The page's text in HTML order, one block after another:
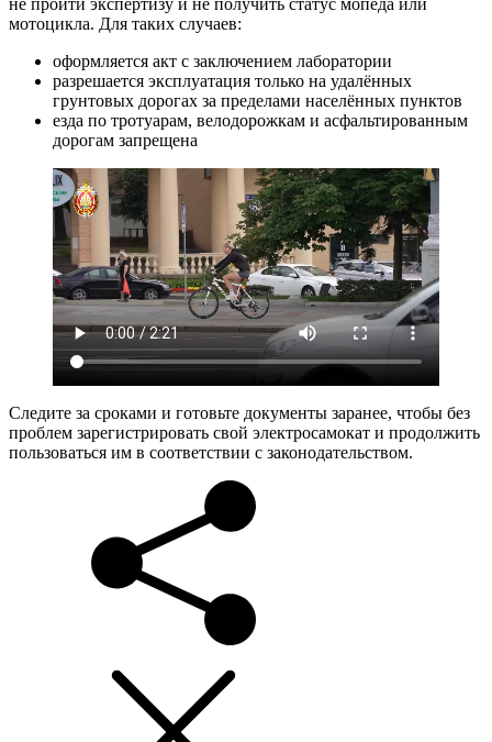
мотоцикла. Для таких случаев:
оформляется акт с заключением лаборатории
разрешается эксплуатация только на удалённых
грунтовых дорогах за пределами населённых пунктов
езда по тротуарам, велодорожкам и асфальтированным
дорогам запрещена
Следите за сроками и готовьте документы заранее, чтобы без
проблем зарегистрировать свой электросамокат и продолжить
пользоваться им в соответствии с законодательством.